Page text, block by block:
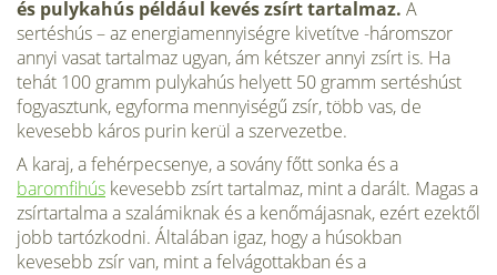
és pulykahús pél­dául kevés zsírt tartalmaz. A
sertéshús – az energiamennyiségre kivetítve -háromszor
annyi vasat tartalmaz ugyan, ám kétszer annyi zsírt is. Ha
tehát 100 gramm pulykahús helyett 50 gramm sertéshúst
fogyasztunk, egyforma mennyiségű zsír, több vas, de
kevesebb káros purin kerül a szervezetbe.
A karaj, a fehérpecsenye, a sovány főtt sonka és a
baromfihús kevesebb zsírt tartalmaz, mint a darált. Magas a
zsírtartalma a szalámiknak és a kenő­májasnak, ezért ezektől
jobb tartózkodni. Általában igaz, hogy a húsokban
kevesebb zsír van, mint a felvágottakban és a